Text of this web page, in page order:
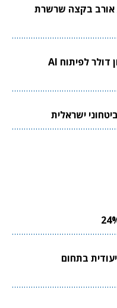
צוואר הבקבוק הבא בשוק ה-AI אורב בקצה שרשרת
Limitless Labs גייסה 20 מיליון דולר לפיתוח AI
בתחום